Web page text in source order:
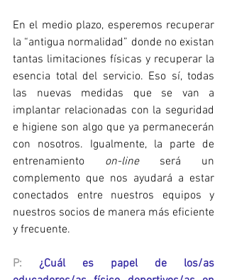
En el medio plazo, esperemos recuperar
la “antigua normalidad” donde no existan
tantas limitaciones físicas y recuperar la
esencia total del servicio. Eso sí, todas
las nuevas medidas que se van a
implantar relacionadas con la seguridad
e higiene son algo que ya permanecerán
con nosotros. Igualmente, la parte de
entrenamiento on-line será un
complemento que nos ayudará a estar
conectados entre nuestros equipos y
nuestros socios de manera más eficiente
y frecuente.
P:
¿Cuál es papel de los/as